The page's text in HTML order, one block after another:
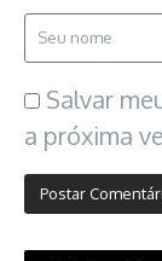
Salvar
a próxima